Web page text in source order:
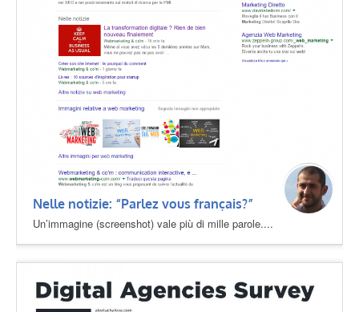
Nelle notizie: “Parlez vous français?”
Un’immagine (screenshot) vale più di mille parole....